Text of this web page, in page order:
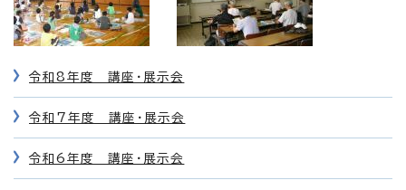
令和8年度 講座・展示会
令和7年度 講座・展示会
令和6年度 講座・展示会